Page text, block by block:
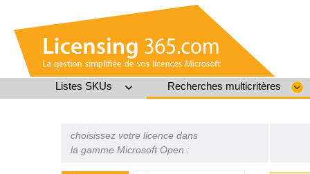
Listes SKUs Recherches multicritères
choisissez votre licence dans
la gamme Microsoft Open :